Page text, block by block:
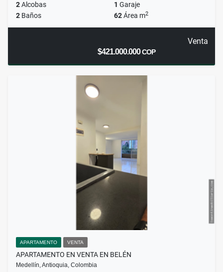
2Alcobas 1 Garaje
2 Baños 62Área m2
Venta
$421.000.000COP
APARTAMENTO VENTA
APARTAMENTO EN VENTA EN BELÉN
Medellín, Antioquia, Colombia